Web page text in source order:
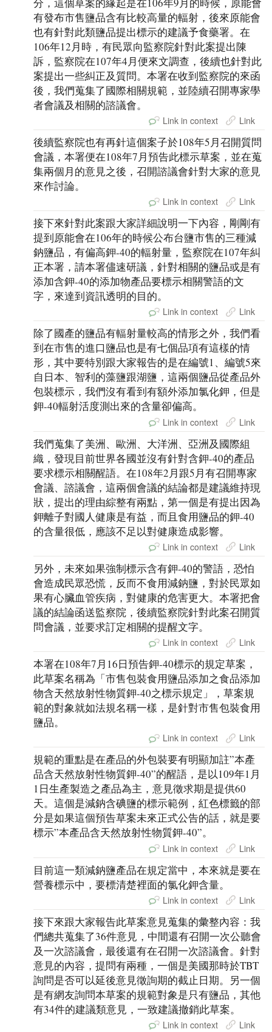
有發布市售鹽品含有比較高量的輻射，後來原能會
也有針對此類鹽品提出標示的建議予食藥署。在
106年12月時，有民眾向監察院針對此案提出陳
訴，監察院在107年4月便來文調查，後續也針對此
案提出一些糾正及質問。本署在收到監察院的來函
後，我們蒐集了國際相關規範，並陸續召開專家學
者會議及相關的諮議會。
Link in context Link
後續監察院也有再針這個案子於108年5月召開質問
會議，本署便在108年7月預告此標示草案，並在蒐
集兩個月的意見之後，召開諮議會針對大家的意見
來作討論。
Link in context Link
接下來針對此案跟大家詳細說明一下內容，剛剛有
提到原能會在106年的時候公布台鹽市售的三種減
鈉鹽品，有偏高鉀-40的輻射量，監察院在107年糾
正本署，請本署儘速研議，針對相關的鹽品或是有
添加含鉀-40的添加物產品要標示相關警語的文
字，來達到資訊透明的目的。
Link in context Link
除了國產的鹽品有輻射量較高的情形之外，我們看
到在市售的進口鹽品也是有七個品項有這樣的情
形，其中要特別跟大家報告的是在編號1、編號5來
自日本、智利的藻鹽跟湖鹽，這兩個鹽品從產品外
包裝標示，我們沒有看到有額外添加氯化鉀，但是
鉀-40輻射活度測出來的含量卻偏高。
Link in context Link
我們蒐集了美洲、歐洲、大洋洲、亞洲及國際組
織，發現目前世界各國並沒有針對含鉀-40的產品
要求標示相關醒語。在108年2月跟5月有召開專家
會議、諮議會，這兩個會議的結論都是建議維持現
狀，提出的理由綜整有兩點，第一個是有提出因為
鉀離子對國人健康是有益，而且食用鹽品的鉀-40
的含量很低，應該不足以對健康造成影響。
Link in context Link
另外，未來如果強制標示含有鉀-40的警語，恐怕
會造成民眾恐慌，反而不食用減鈉鹽，對於民眾如
果有心臟血管疾病，對健康的危害更大。本署把會
議的結論函送監察院，後續監察院針對此案召開質
問會議，並要求訂定相關的提醒文字。
Link in context Link
本署在108年7月16日預告鉀-40標示的規定草案，
此草案名稱為「市售包裝食用鹽品添加之食品添加
物含天然放射性物質鉀-40之標示規定」，草案規
範的對象就如法規名稱一樣，是針對市售包裝食用
鹽品。
Link in context Link
規範的重點是在產品的外包裝要有明顯加註”本產
品含天然放射性物質鉀-40”的醒語，是以109年1月
1日生產製造之產品為主，意見徵求期是提供60
天。這個是減鈉含碘鹽的標示範例，紅色標籤的部
分是如果這個預告草案未來正式公告的話，就是要
標示”本產品含天然放射性物質鉀-40”。
Link in context Link
目前這一類減鈉鹽產品在規定當中，本來就是要在
營養標示中，要標清楚裡面的氯化鉀含量。
Link in context Link
接下來跟大家報告此草案意見蒐集的彙整內容：我
們總共蒐集了36件意見，中間還有召開一次公聽會
及一次諮議會，最後還有在召開一次諮議會。針對
意見的內容，提問有兩種，一個是美國那時於TBT
詢問是否可以延後意見徵詢期的截止日期。另一個
是有網友詢問本草案的規範對象是只有鹽品，其他
有34件的建議類意見，一致建議撤銷此草案。
Link in context Link